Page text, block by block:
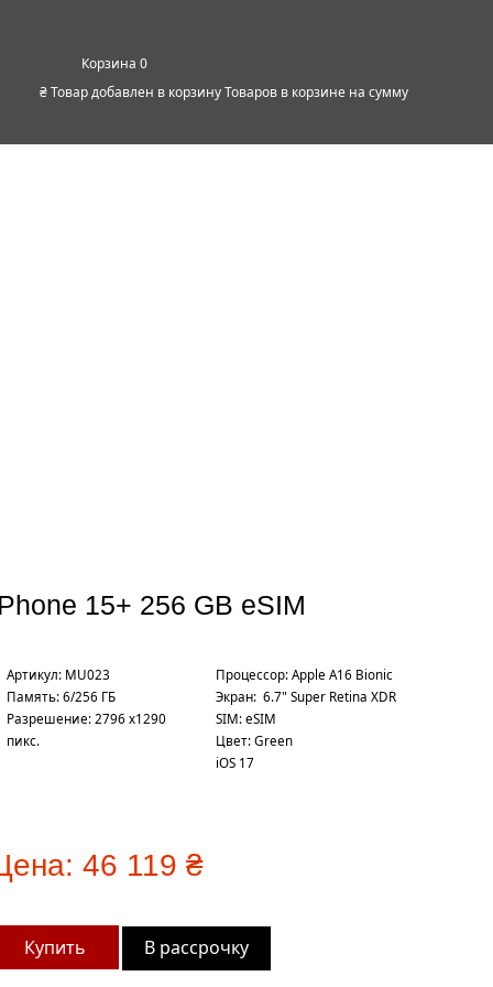
0
₴Товар добавлен в корзинуТоваров в корзине на сумму
15+ 256 GB eSIM
Артикул: MU023
Процесcор: Apple A16 Bionic
Память: 6/256 ГБ
Экран: 6.7" Super Retina XDR
Разрешение: 2796 x1290
пикс.
SIM: eSIM
Цвет: Green
iOS 17
46 119 ₴
В рассрочку